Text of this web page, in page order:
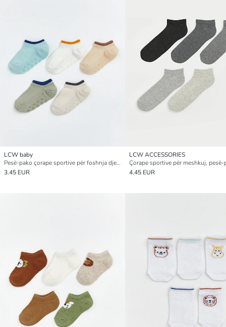
LCW baby
Pesë-pako çorape sportive për foshnja djem
3.45 EUR
LCW ACCESSORIES
Çorape sportive për meshkuj, pesë-
4.45 EUR